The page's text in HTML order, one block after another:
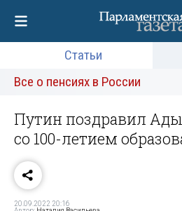
Статьи
Все о пенсиях в России
Путин поздравил
со 100-летием
20.09.2022 20:16